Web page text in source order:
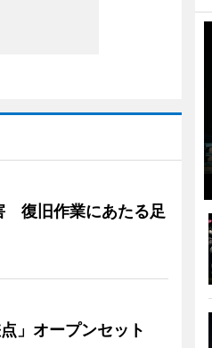
復旧作業にあたる足
」オープンセット